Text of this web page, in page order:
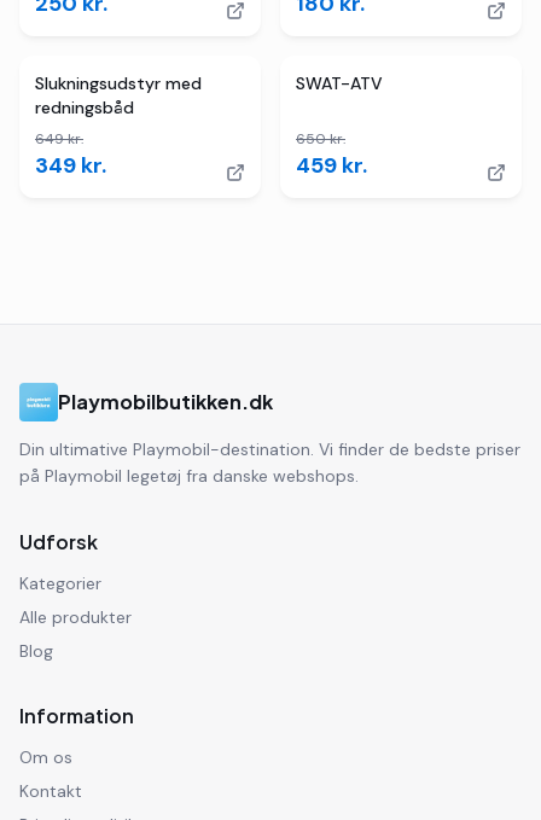
TILBUD
Slukningsudstyr med
redningsbåd
649kr.
349 kr.
4butikker
SWAT-ATV
650kr.
459 kr.
Playmobilbutikken.dk
Din ultimative Playmobil-destination. Vi finder de bedste priser
på Playmobil legetøj fra danske webshops.
Udforsk
Kategorier
Alle produkter
Blog
Information
Om os
Kontakt